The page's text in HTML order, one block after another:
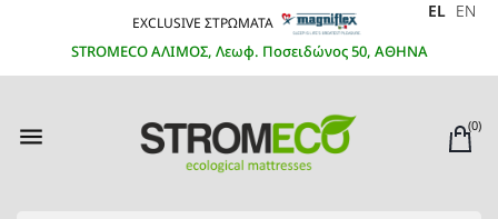
EXCLUSIVE ΣΤΡΩΜΑΤΑ
STROMECO ΑΛΙΜΟΣ, Λεωφ. Ποσειδώνος 50, ΑΘΗΝΑ
EL EN
 (0)